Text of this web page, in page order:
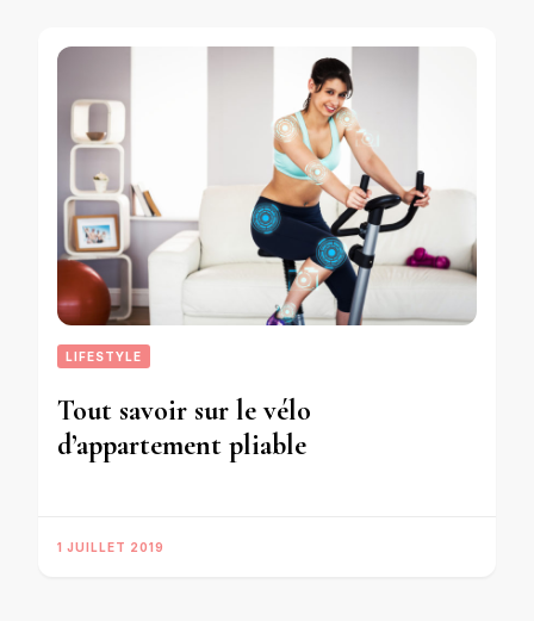
LIFESTYLE
Tout savoir sur le vélo
d’appartement pliable
1 JUILLET 2019